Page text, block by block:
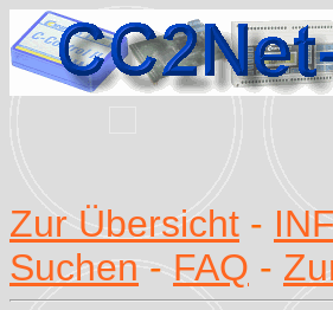
Zur Übersicht -
Suchen - FAQ -